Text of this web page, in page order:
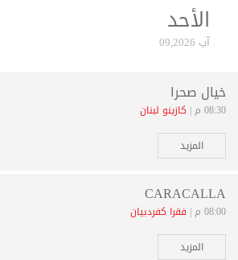
الأحد
آب 09,2026
خيال صحرا
08:30 م |
كازينو لبنان
المزيد
CARACALLA
08:00 م |
فقرا كفردبيان
المزيد